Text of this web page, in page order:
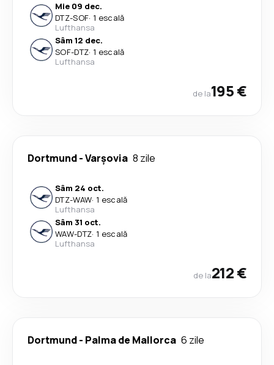
Mie 09 dec.
DTZ-SOF· 1 escală
Lufthansa
Sâm 12 dec.
SOF-DTZ· 1 escală
Lufthansa
de la195 €
Dortmund-Varşovia 8 zile
Sâm 24 oct.
DTZ-WAW· 1 escală
Lufthansa
Sâm 31 oct.
WAW-DTZ· 1 escală
Lufthansa
de la212 €
Dortmund- Palma de Mallorca 6 zile